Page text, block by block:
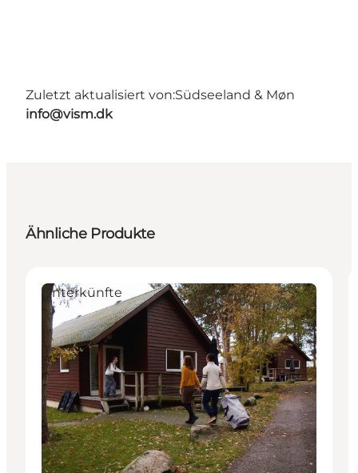
Zuletzt aktualisiert von:Südseeland & Møn
info@vism.dk
Ähnliche Produkte
Unterkünfte